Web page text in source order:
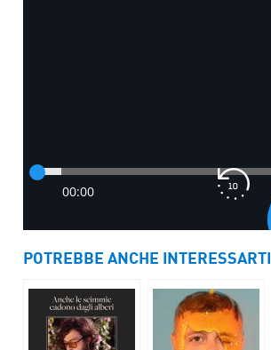
POTREBBE ANCHE INTERESSARTI